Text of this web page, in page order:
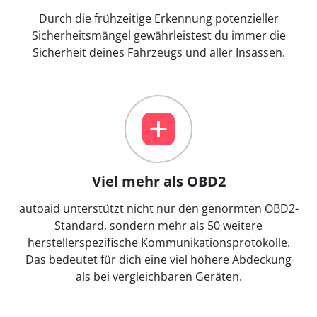
Durch die frühzeitige Erkennung potenzieller
Sicherheitsmängel gewährleistest du immer die
Sicherheit deines Fahrzeugs und aller Insassen.
Viel mehr als OBD2
autoaid unterstützt nicht nur den genormten OBD2-
Standard, sondern mehr als 50 weitere
herstellerspezifische Kommunikationsprotokolle.
Das bedeutet für dich eine viel höhere Abdeckung
als bei vergleichbaren Geräten.